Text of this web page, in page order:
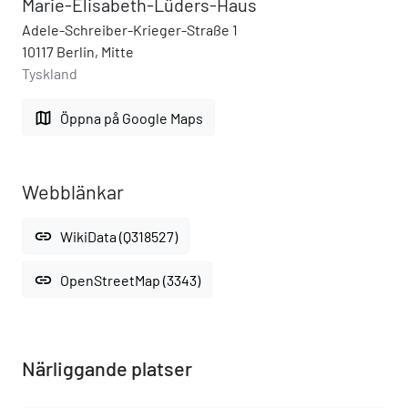
Marie-Elisabeth-Lüders-Haus
Adele-Schreiber-Krieger-Straße 1
10117 Berlin, Mitte
Tyskland
map Öppna på Google Maps
Webblänkar
link WikiData (Q318527)
link OpenStreetMap (3343)
Närliggande platser